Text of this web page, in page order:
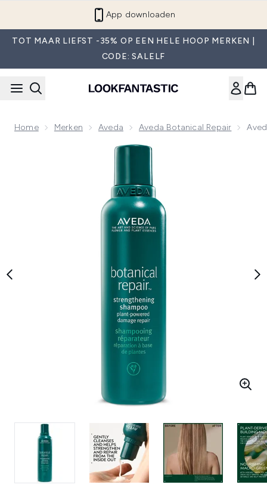
App downloaden
TOT MAAR LIEFST -35% OP EEN HELE HOOP MERKEN |
CODE: SALELF
Home Merken Aveda Aveda Botanical Repair
Now showing image 1 Aveda Botanical Repair Strengthening